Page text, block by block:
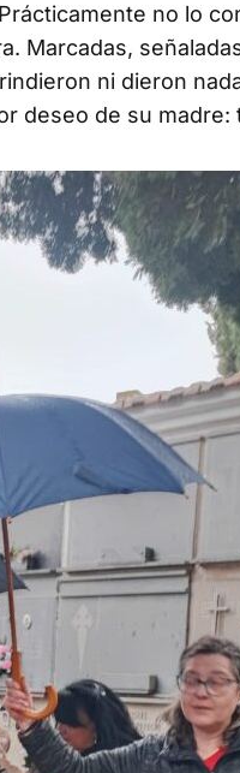
no lo
Marcadas,
ni dieron
deseo de su madre: